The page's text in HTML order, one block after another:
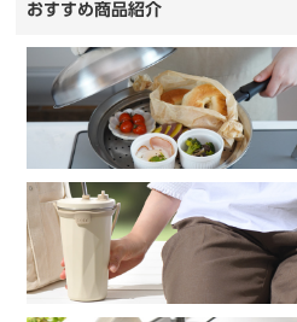
おすすめ商品紹介